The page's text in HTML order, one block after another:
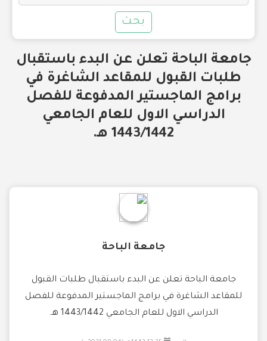
بحث
جامعة الباحة تعلن عن البدء باستقبال
طلبات القبول للمقاعد الشاغرة في
برامج الماجستير المدفوعة للفصل
الدراسي الاول للعام الجامعي
1443/1442 هـ.
جامعة الباحة
جامعة الباحة تعلن عن البدء باستقبال طلبات القبول
للمقاعد الشاغرة في برامج الماجستير المدفوعة للفصل
الدراسي الاول للعام الجامعي 1443/1442 هـ.